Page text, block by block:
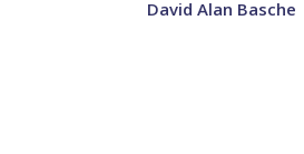
David Alan Basche